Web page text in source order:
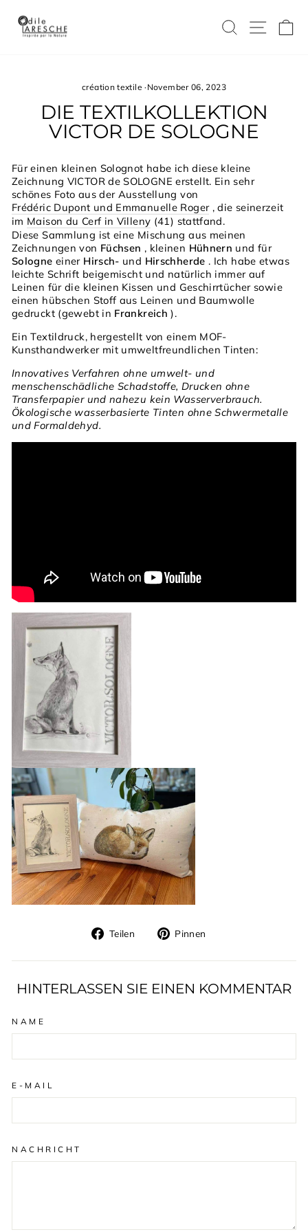
zum
Inhalt
SUCHE
création textile · November 06, 2023
DIE TEXTILKOLLEKTION
VICTOR DE SOLOGNE
Für einen kleinen Solognot habe ich diese kleine
Zeichnung VICTOR de SOLOGNE erstellt. Ein sehr
schönes Foto aus der Ausstellung von
Frédéric Dupont und Emmanuelle Roger, die seinerzeit
im Maison du Cerf in Villeny (41) stattfand.
Diese Sammlung ist eine Mischung aus meinen
Zeichnungen von Füchsen , kleinen Hühnern und für
Sologne einer Hirsch- und Hirschherde . Ich habe etwas
leichte Schrift beigemischt und natürlich immer auf
Leinen für die kleinen Kissen und Geschirrtücher sowie
einen hübschen Stoff aus Leinen und Baumwolle
gedruckt (gewebt in Frankreich ).
Ein Textildruck, hergestellt von einem MOF-
Kunsthandwerker mit umweltfreundlichen Tinten:
Innovatives Verfahren ohne umwelt- und
menschenschädliche Schadstoffe, Drucken ohne
Transferpapier und nahezu kein Wasserverbrauch.
Ökologische wasserbasierte Tinten ohne Schwermetalle
und Formaldehyd.
Teilen
Auf
teilen
Pinnen
pinnen
HINTERLASSEN SIE EINEN KOMMENTAR
NAME
E-MAIL
NACHRICHT